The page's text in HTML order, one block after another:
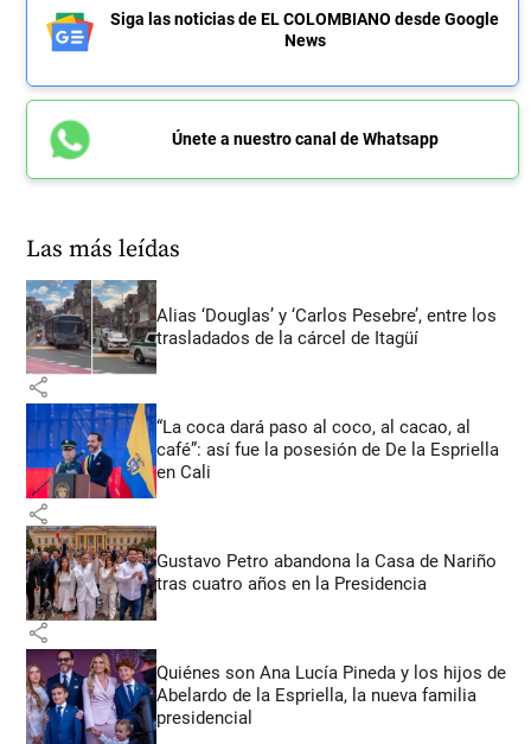
Siga las noticias de EL COLOMBIANO desde Google
News
Únete a nuestro canal de Whatsapp
Las más leídas
Alias ‘Douglas’ y ‘Carlos Pesebre’, entre los
trasladados de la cárcel de Itagüí
share
“La coca dará paso al coco, al cacao, al
café”: así fue la posesión de De la Espriella
en Cali
share
Gustavo Petro abandona la Casa de Nariño
tras cuatro años en la Presidencia
share
Quiénes son Ana Lucía Pineda y los hijos de
Abelardo de la Espriella, la nueva familia
presidencial